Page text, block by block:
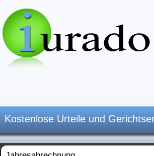
Kostenlose Urteile und